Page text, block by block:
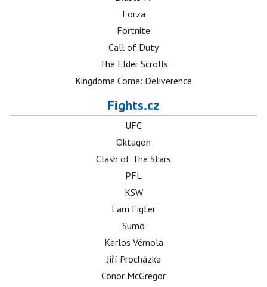
Forza
Fortnite
Call of Duty
The Elder Scrolls
Kingdome Come: Deliverence
Fights.cz
UFC
Oktagon
Clash of The Stars
PFL
KSW
I am Figter
Sumó
Karlos Vémola
Jiří Procházka
Conor McGregor